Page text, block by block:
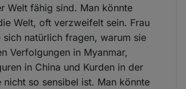
Welt fähig sind. Man könnte
Welt, oft verzweifelt sein. Frau
natürlich fragen, warum sie
Verfolgungen in Myanmar,
in China und Kurden in der
nicht so sensibel ist. Man könnte